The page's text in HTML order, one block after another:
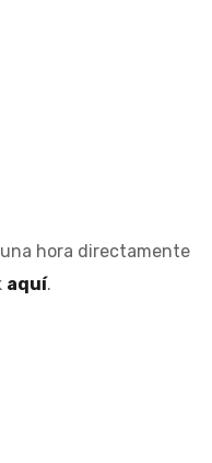
hora directamente
aquí.